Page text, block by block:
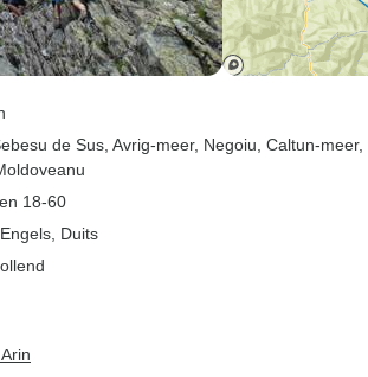
de Sus , Avrig-meer, Negoiu , Caltun-meer,
18-60
Duits